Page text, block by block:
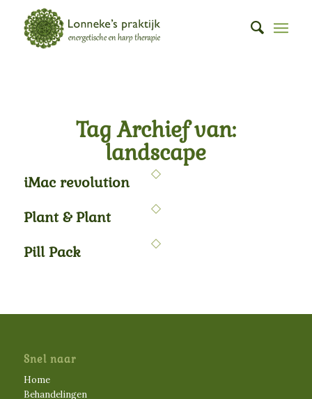
Tag Archief van:
landscape
iMac revolution
Plant & Plant
Pill Pack
Snel naar
Home
Behandelingen